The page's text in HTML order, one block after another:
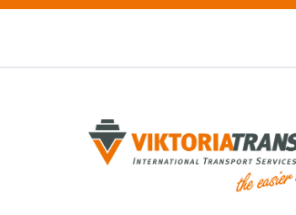
STARTSEITE
KONTAKT